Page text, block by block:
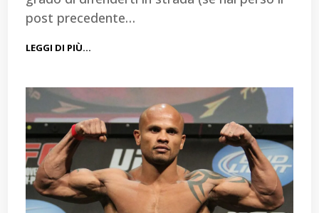
post precedente…
LEGGI DI PIÙ…